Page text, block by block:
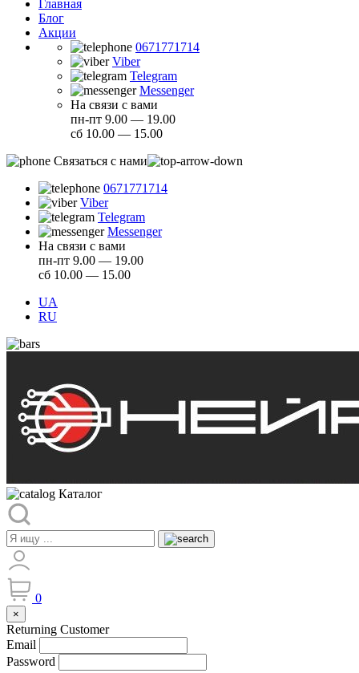
Главная
Блог
Акции
0671771714
Viber
Telegram
Messenger
На связи с вами
пн-пт 9.00 — 19.00
сб 10.00 — 15.00
Связаться с нами
0671771714
Viber
Telegram
Messenger
На связи с вами
пн-пт 9.00 — 19.00
сб 10.00 — 15.00
UA
RU
Каталог
0
×
Returning Customer
Email
Password